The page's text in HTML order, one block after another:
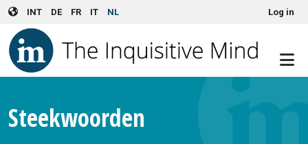
Skip to main content
INT DE FR IT NL User account menuLog in
Steekwoorden